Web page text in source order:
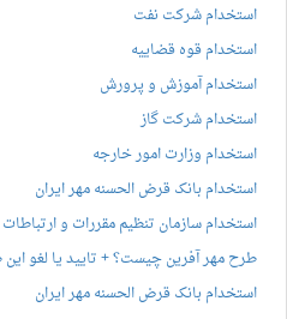
استخدام شرکت نفت
استخدام قوه قضاییه
استخدام آموزش و پرورش
استخدام شرکت گاز
استخدام وزارت امور خارجه
استخدام بانک قرض الحسنه مهر ایران
استخدام سازمان تنظیم مقررات و
طرح مهر آفرین چیست؟ + تایید یا لغو
استخدام بانک قرض الحسنه مهر ایران